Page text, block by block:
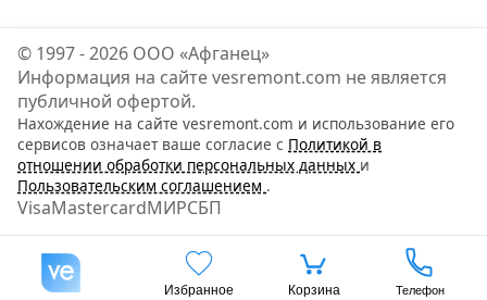
Избранное Корзина Телефон
© 1997 - 2026 ООО «Афганец»
Информация на сайте vesremont.com не является
публичной офертой.
Нахождение на сайте vesremont.com и использование его
сервисов означает ваше согласие с Политикой в
отношении обработки персональных данных и
Пользовательским соглашением .
VisaMastercardМИРСБП